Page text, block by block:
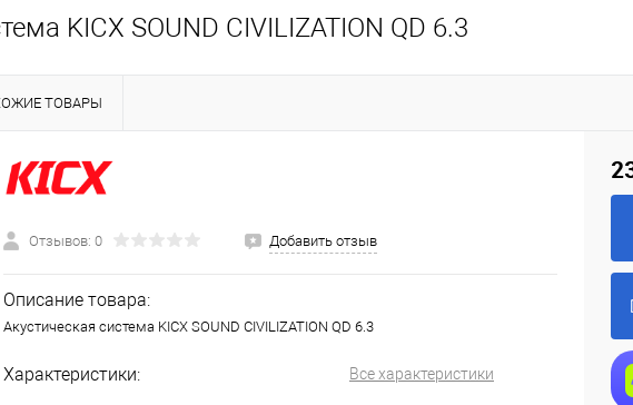
KICX SOUND CIVILIZATION QD 6.3
ТОВАРЫ
Отзывов: 0 Добавить отзыв
Описание товара:
Акустическая система KICX SOUND CIVILIZATION QD 6.3
Характеристики: Все характеристики